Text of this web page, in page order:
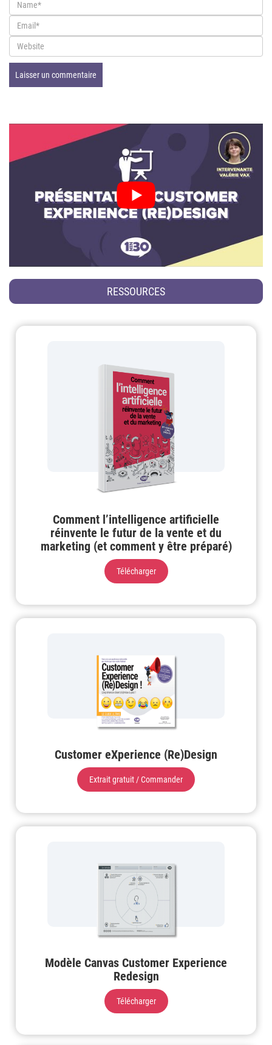
RESSOURCES
Comment l’intelligence artificielle
réinvente le futur de la vente et du
marketing (et comment y être préparé)
Télécharger
Customer eXperience (Re)Design
Extrait gratuit / Commander
Modèle Canvas Customer Experience
Redesign
Télécharger